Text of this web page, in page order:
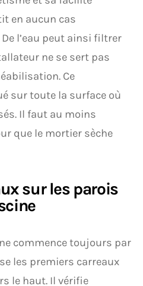
en aucun cas
l’eau peut ainsi filtrer
ne se sert pas
Ce
sur toute la surface où
Il faut au moins
que le mortier sèche
sur les parois
commence toujours par
les premiers carreaux
le haut. Il vérifie